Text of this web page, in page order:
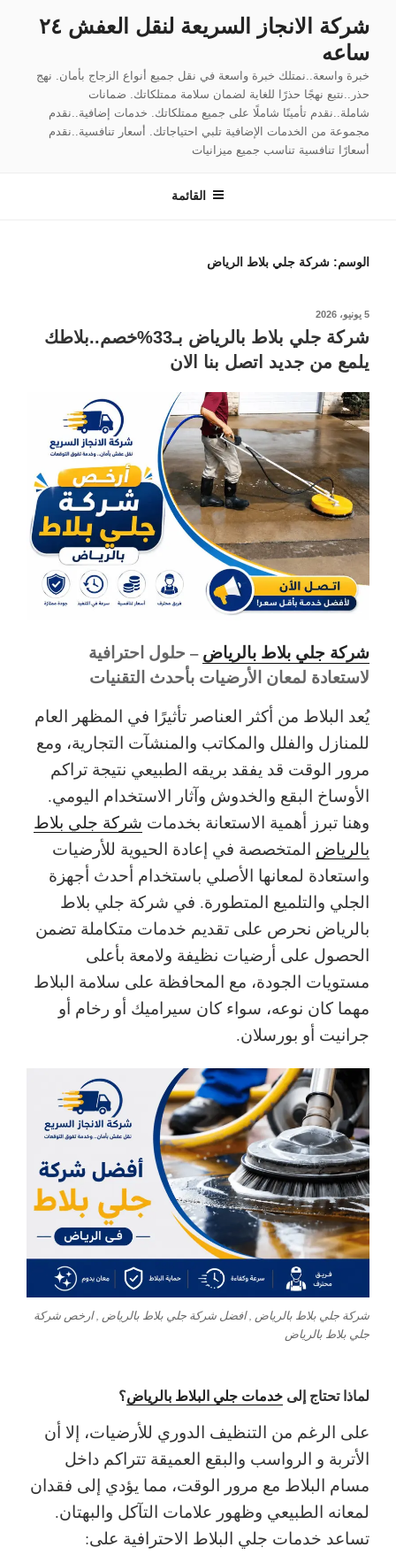
المحتوى
شركة الانجاز السريعة لنقل العفش ٢٤
ساعه
خبرة واسعة..نمتلك خبرة واسعة في نقل جميع أنواع الزجاج بأمان. نهج
حذر..نتبع نهجًا حذرًا للغاية لضمان سلامة ممتلكاتك. ضمانات
شاملة..نقدم تأمينًا شاملًا على جميع ممتلكاتك. خدمات إضافية..نقدم
مجموعة من الخدمات الإضافية تلبي احتياجاتك. أسعار تنافسية..نقدم
أسعارًا تنافسية تناسب جميع ميزانيات
القائمة
الوسم: شركة جلي بلاط الرياض
نُشر
5 يونيو، 2026
شركة جلي بلاط بالرياض بـ33%خصم..بلاطك
يلمع من جديد اتصل بنا الان
شركة جلي بلاط بالرياض– حلول احترافية
لاستعادة لمعان الأرضيات بأحدث التقنيات
يُعد البلاط من أكثر العناصر تأثيرًا في المظهر العام
للمنازل والفلل والمكاتب والمنشآت التجارية، ومع
مرور الوقت قد يفقد بريقه الطبيعي نتيجة تراكم
الأوساخ البقع والخدوش وآثار الاستخدام اليومي.
وهنا تبرز أهمية الاستعانة بخدمات شركة جلي بلاط
بالرياض المتخصصة في إعادة الحيوية للأرضيات
واستعادة لمعانها الأصلي باستخدام أحدث أجهزة
الجلي والتلميع المتطورة. في شركة جلي بلاط
بالرياض نحرص على تقديم خدمات متكاملة تضمن
الحصول على أرضيات نظيفة ولامعة بأعلى
مستويات الجودة، مع المحافظة على سلامة البلاط
مهما كان نوعه، سواء كان سيراميك أو رخام أو
جرانيت أو بورسلان.
شركة جلي بلاط بالرياض , افضل شركة جلي بلاط بالرياض , ارخص شركة
جلي بلاط بالرياض
لماذا تحتاج إلى خدمات جلي البلاط بالرياض؟
على الرغم من التنظيف الدوري للأرضيات، إلا أن
الأتربة و الرواسب والبقع العميقة تتراكم داخل
مسام البلاط مع مرور الوقت، مما يؤدي إلى فقدان
لمعانه الطبيعي وظهور علامات التآكل والبهتان.
تساعد خدمات جلي البلاط الاحترافية على: